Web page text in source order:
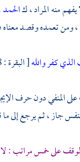
منه المراد ، كالحمد
، ومن تعمده وقصد
كفر والله[ البقرة : 258 ]
المنفي دون حرف
جاز ، ثم يرجع إلى ما
على خمس مراتب :